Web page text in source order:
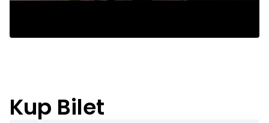
Kup Bilet